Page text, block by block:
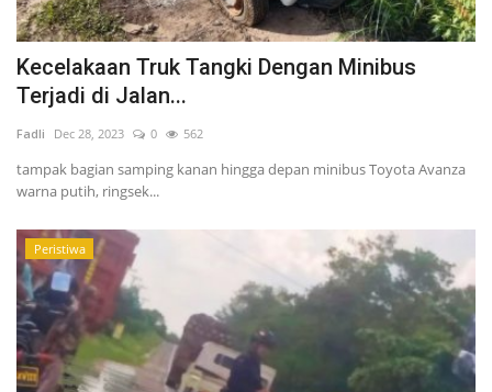
Kecelakaan Truk Tangki Dengan Minibus
Terjadi di Jalan...
Fadli Dec 28, 2023 0 562
tampak bagian samping kanan hingga depan minibus Toyota Avanza
warna putih, ringsek...
Peristiwa